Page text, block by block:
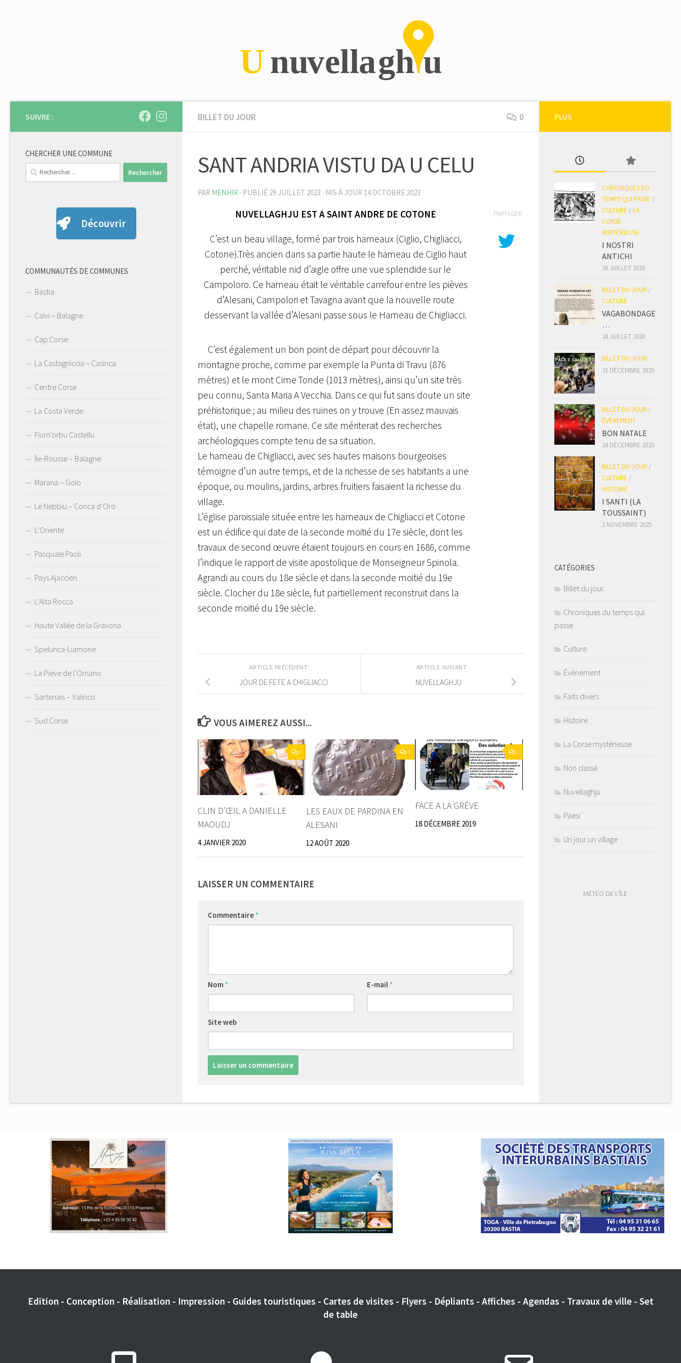
BILLET DU JOUR 0
SANT ANDRIA VISTU DA U CELU
PAR MENHIR · PUBLIÉ 29 JUILLET 2023 · MIS À JOUR 14 OCTOBRE 2023
NUVELLAGHJU EST A SAINT ANDRE DE COTONE
C’est un beau village, formé par trois hameaux (Ciglio, Chigliacci,
Cotone).Très ancien dans sa partie haute le hameau de Ciglio haut
perché, véritable nid d’aigle offre une vue splendide sur le
Campoloro. Ce hameau était le véritable carrefour entre les pièves
d’Alesani, Campolori et Tavagna avant que la nouvelle route
desservant la vallée d’Alesani passe sous le Hameau de Chigliacci.
C’est également un bon point de départ pour découvrir la
montagne proche, comme par exemple la Punta di Travu (876
mètres) et le mont Cime Tonde (1013 mètres), ainsi qu’un site très
peu connu, Santa Maria A Vecchia. Dans ce qui fut sans doute un site
préhistorique ; au milieu des ruines on y trouve (En assez mauvais
état), une chapelle romane. Ce site mériterait des recherches
archéologiques compte tenu de sa situation.
Le hameau de Chigliacci, avec ses hautes maisons bourgeoises
témoigne d’un autre temps, et de la richesse de ses habitants a une
époque, ou moulins, jardins, arbres fruitiers faisaient la richesse du
village.
L’église paroissiale située entre les hameaux de Chigliacci et Cotone
est un édifice qui date de la seconde moitié du 17e siècle, dont les
travaux de second œuvre étaient toujours en cours en 1686, comme
l’indique le rapport de visite apostolique de Monseigneur Spinola.
Agrandi au cours du 18e siècle et dans la seconde moitié du 19e
siècle. Clocher du 18e siècle, fut partiellement reconstruit dans la
seconde moitié du 19e siècle.
PARTAGER
ARTICLE SUIVANT
NUVELLAGHJU
ARTICLE PRÉCÉDENT
JOUR DE FETE A CHIGLIACCI
VOUS AIMEREZ AUSSI...
0
CLIN D’ŒIL A DANIELLE
MAOUDJ
4 JANVIER 2020
0
LES EAUX DE PARDINA EN
ALESANI
12 AOÛT 2020
0
FACE A LA GRÉVE
18 DÉCEMBRE 2019
LAISSER UN COMMENTAIRE
Commentaire *
Nom * E-mail *
Site web
SUIVRE :
CHERCHER UNE COMMUNE
Rechercher :
Découvrir
COMMUNAUTÉS DE COMMUNES
Bastia
Calvi – Balagne
Cap Corse
La Castagniccia – Casinca
Centre Corse
La Costa Verde
Fium’orbu Castellu
Île-Rousse – Balagne
Marana – Golo
Le Nebbiu – Conca d’Oro
L’Oriente
Pasquale Paoli
Pays Ajaccien
L’Alta Rocca
Haute Vallée de la Gravona
Spelunca-Liamone
La Pieve de l’Ornano
Sartenais – Valinco
Sud Corse
PLUS
CHRONIQUES DU
TEMPS QUI PASSE /
CULTURE / LA
CORSE
MYSTÉRIEUSE
I NOSTRI
ANTICHI
26 JUILLET 2026
BILLET DU JOUR /
CULTURE
VAGABONDAGE
…
24 JUILLET 2026
BILLET DU JOUR
31 DÉCEMBRE 2025
BILLET DU JOUR /
ÉVÈNEMENT
BON NATALE
24 DÉCEMBRE 2025
BILLET DU JOUR /
CULTURE /
HISTOIRE
I SANTI (LA
TOUSSAINT)
1 NOVEMBRE 2025
CATÉGORIES
Billet du jour
Chroniques du temps qui
passe
Culture
Évènement
Faits divers
Histoire
La Corse mystérieuse
Non classé
Nuvellaghju
Paesi
Un jour un village
MÉTÉO DE L'ÎLE
Edition - Conception - Réalisation - Impression - Guides touristiques - Cartes de visites - Flyers - Dépliants - Affiches - Agendas - Travaux de ville - Set
de table